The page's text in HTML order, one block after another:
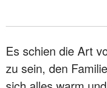
Es schien die Art
zu sein, den